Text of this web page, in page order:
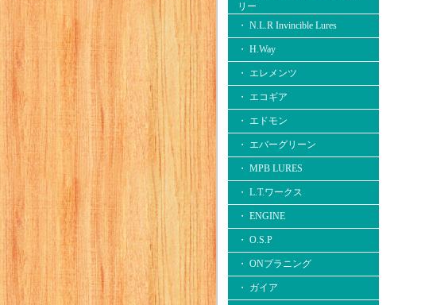
リー
・ N.L.R Invincible Lures
・ H.Way
・ エレメンツ
・ エコギア
・ エドモン
・ エバーグリーン
・ MPB LURES
・ L.T.ワークス
・ ENGINE
・ O.S.P
・ ONプラニング
・ ガイア